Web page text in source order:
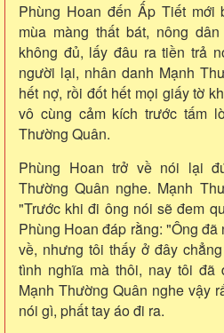
Phùng Hoan đến Ấp Tiết mới
mùa màng thất bát, nông
không đủ, lấy đâu ra tiền trả
người lại, nhân danh Mạnh
hết nợ, rồi đốt hết mọi giấy tờ
vô cùng cảm kích trước tấm
Thường Quân.
Phùng Hoan trở về nói lại
Thường Quân nghe. Mạnh
"Trước khi đi ông nói sẽ đem
Phùng Hoan đáp rằng: "Ông
về, nhưng tôi thấy ở đây
tình nghĩa mà thôi, nay tôi đã
Mạnh Thường Quân nghe vậy
nói gì, phất tay áo đi ra.